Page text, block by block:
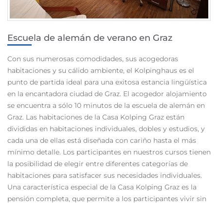
Escuela de alemán de verano en Graz
Con sus numerosas comodidades, sus acogedoras
habitaciones y su cálido ambiente, el Kolpinghaus es el
punto de partida ideal para una exitosa estancia lingüística
en la encantadora ciudad de Graz. El acogedor alojamiento
se encuentra a sólo 10 minutos de la escuela de alemán en
Graz. Las habitaciones de la Casa Kolping Graz están
divididas en habitaciones individuales, dobles y estudios, y
cada una de ellas está diseñada con cariño hasta el más
mínimo detalle. Los participantes en nuestros cursos tienen
la posibilidad de elegir entre diferentes categorías de
habitaciones para satisfacer sus necesidades individuales.
Una característica especial de la Casa Kolping Graz es la
pensión completa, que permite a los participantes vivir sin